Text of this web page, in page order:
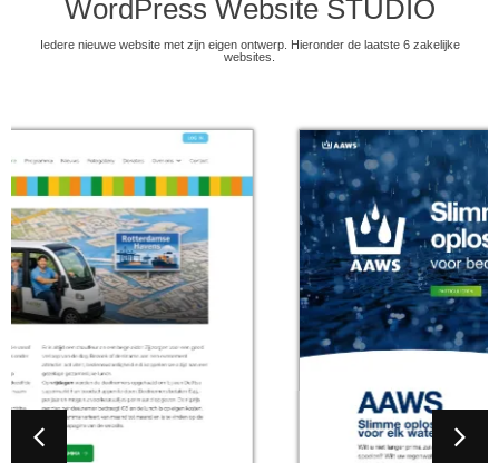
WordPress Website STUDIO
Iedere nieuwe website met zijn eigen ontwerp. Hieronder de laatste 6 zakelijke
websites.